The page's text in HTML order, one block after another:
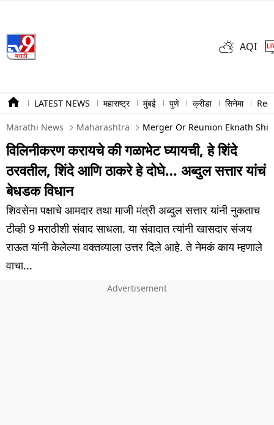
AQI
LATEST NEWS महाराष्ट्र मुंबई पुणे क्रीडा सिनेमा
Marathi News Maharashtra Merger Or Reunion Eknath
विलिनीकरण करायचे की गळाभेट घ्यायची, हे शिंदे
ठरवतील, शिंदे आणि ठाकरे हे दोघे… अब्दुल सत्तार यांचं
बेधडक विधान
शिवसेना पक्षाचे आमदार तथा माजी मंत्री अब्दुल सत्तार यांनी नुकताच
टीव्ही 9 मराठीशी संवाद साधला. या संवादात त्यांनी खासदार संजय
राऊत यांनी केलेल्या वक्तव्याला उत्तर दिले आहे. ते नेमकं काय म्हणाले
वाचा...